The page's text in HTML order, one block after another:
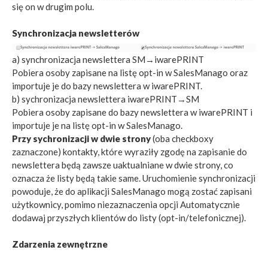
się on w drugim polu.
Synchronizacja newsletterów
a) synchronizacja newslettera SM→iwarePRINT
Pobiera osoby zapisane na listę opt-in w SalesManago oraz
importuje je do bazy newslettera w iwarePRINT.
b) sychronizacja newslettera iwarePRINT→SM
Pobiera osoby zapisane do bazy newslettera w iwarePRINT i
importuje je na listę opt-in w SalesManago.
Przy sychronizacji w dwie strony(oba checkboxy
zaznaczone) kontakty, które wyraziły zgodę na zapisanie do
newslettera będą zawsze uaktualniane w dwie strony, co
oznacza że listy będą takie same. Uruchomienie synchronizacji
powoduje, że do aplikacji SalesManago mogą zostać zapisani
użytkownicy, pomimo niezaznaczenia opcji Automatycznie
dodawaj przyszłych klientów do listy (opt-in/telefonicznej).
Zdarzenia zewnętrzne